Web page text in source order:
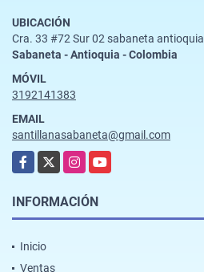
UBICACIÓN
Cra. 33 #72 Sur 02 sabaneta antioquia
Sabaneta - Antioquia - Colombia
MÓVIL
3192141383
EMAIL
santillanasabaneta@gmail.com
Facebook
X InstagramYouTube
INFORMACIÓN
Inicio
Ventas